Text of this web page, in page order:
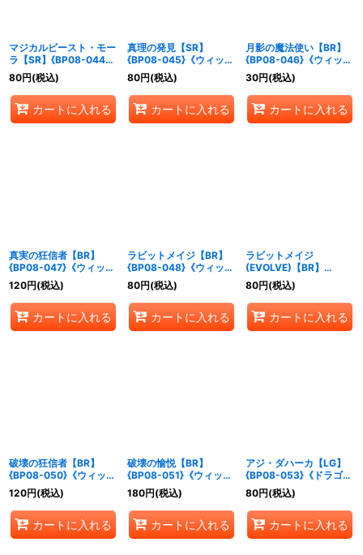
マジカルビースト・モー
ラ【SR】{BP08-044}
《ウィッチ》
80円(税込)
カートに入れる
真理の発見【SR】
{BP08-045}《ウィッ
チ》
80円(税込)
カートに入れる
月影の魔法使い【BR】
{BP08-046}《ウィッ
チ》
30円(税込)
カートに入れる
真実の狂信者【BR】
{BP08-047}《ウィッ
チ》
120円(税込)
カートに入れる
ラビットメイジ【BR】
{BP08-048}《ウィッ
チ》
80円(税込)
カートに入れる
ラビットメイジ
(EVOLVE)【BR】
{BP08-049}《ウィッ
チ》
80円(税込)
カートに入れる
破壊の狂信者【BR】
{BP08-050}《ウィッ
チ》
120円(税込)
カートに入れる
破壊の愉悦【BR】
{BP08-051}《ウィッ
チ》
180円(税込)
カートに入れる
アジ・ダハーカ【LG】
{BP08-053}《ドラゴ
ン》
80円(税込)
カートに入れる